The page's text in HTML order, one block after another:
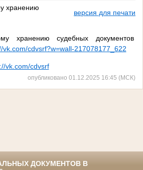
хранению
версия для печати
хранению судебных документов
vk.com/cdvsrf?w=wall-217078177_622
vk.com/cdvsrf
опубликовано 01.12.2025 16:45 (МСК)
ДОКУМЕНТОВ В